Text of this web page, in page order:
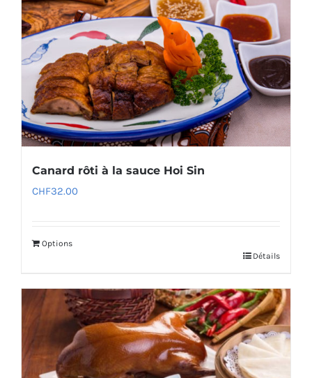
Canard rôti à la sauce Hoi Sin
CHF32.00
Options
Détails